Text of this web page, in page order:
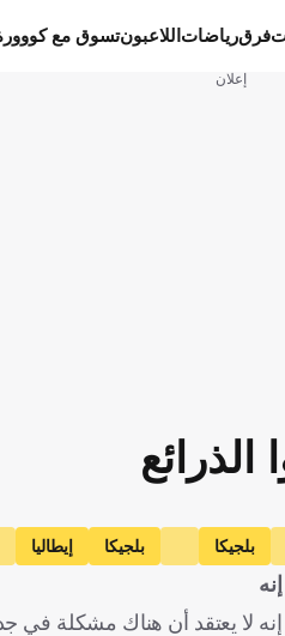
فرقرياضات اللاعبونتسوق مع
إعلان
الذرائع
بلجيكا بلجيكا إيطاليا
إنه لا يعتقد أن هناك مشكلة في